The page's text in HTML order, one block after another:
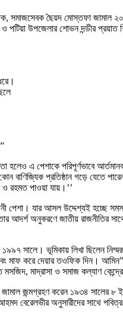
সমাজসেবক ছৈয়দ মোস্তফা
পটিয়া উপজেলার শোভন দন্ডীর প্রয়াত
হলেও এ পেশাকে পরিপূর্ণভাবে
বাণিজ্যিক প্রতিষ্ঠান গড়ে যেতে
রহমত পাওয়া যায়।’’
পেশা। যার আসল উদ্দেশ্যই হচ্ছে
আদর্শ অনুকরণে জাতীয় রাজনীতির
১৯৯৭ সালে। ভূমিকায় লিখা ছিলেন
করে দেয়ার তওফিক দিন। আমিন”।
মসজিদ, মাদ্রাসা ও সমাজ কল্যাণ
জন্মগ্রহণ করেন ১৯৩৪ সালের ৮
বেরেলভীর অনুসারীদের সাথে